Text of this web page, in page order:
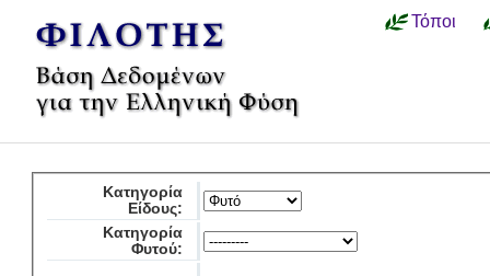
Τόποι
Κατηγορία
Είδους:
Κατηγορία
Φυτού: